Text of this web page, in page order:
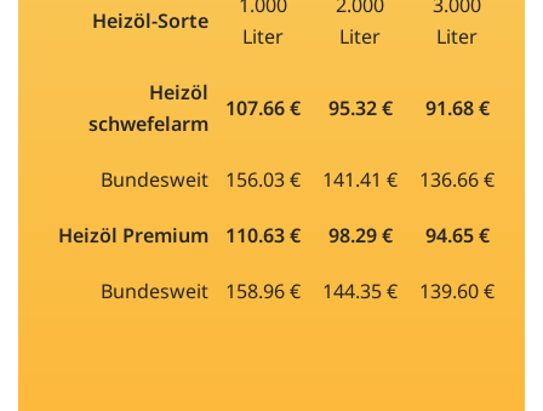
Heizöl-Sorte
Liter
Liter
Liter
Heizöl
schwefelarm
107.66 € 95.32 € 91.68 €
Bundesweit 156.03 € 141.41 € 136.66 €
Heizöl Premium 110.63 € 98.29 € 94.65 €
Bundesweit 158.96 € 144.35 € 139.60 €